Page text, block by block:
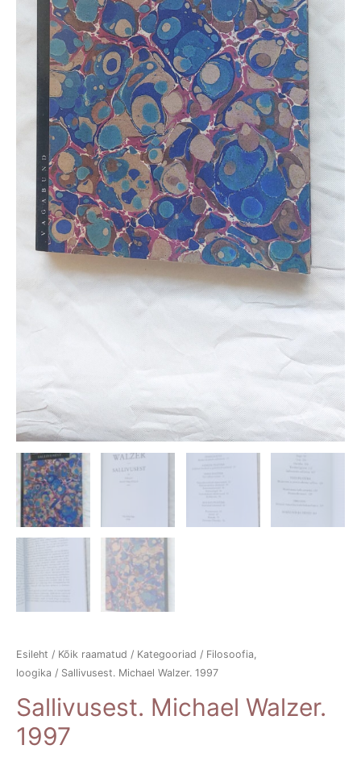
Esileht / Kõik raamatud / Kategooriad / Filosoofia,
loogika / Sallivusest. Michael Walzer. 1997
Sallivusest. Michael Walzer.
1997